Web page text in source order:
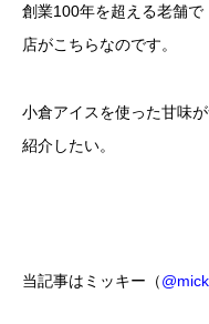
創業100年を超える老舗
店がこちらなのです。
小倉アイスを使った甘味
紹介したい。
当記事はミッキー（